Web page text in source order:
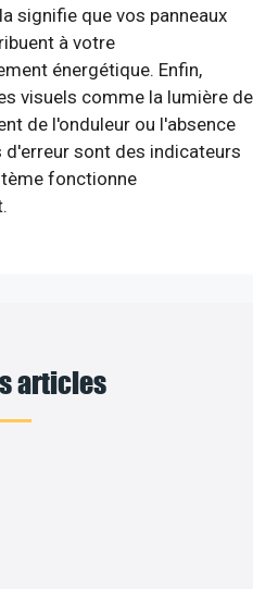
signifie que vos panneaux
à votre
énergétique. Enfin,
visuels comme la lumière de
de l'onduleur ou l'absence
d'erreur sont des indicateurs
fonctionne
articles